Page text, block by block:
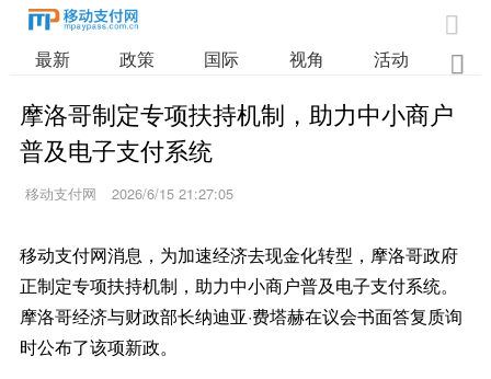

最新 政策 国际 视角 活动 业

摩洛哥制定专项扶持机制，助力中小商户
普及电子支付系统
移动支付网 2026/6/15 21:27:05
移动支付网消息，为加速经济去现金化转型，摩洛哥政府
正制定专项扶持机制，助力中小商户普及电子支付系统。
摩洛哥经济与财政部长纳迪亚·费塔赫在议会书面答复质询
时公布了该项新政。